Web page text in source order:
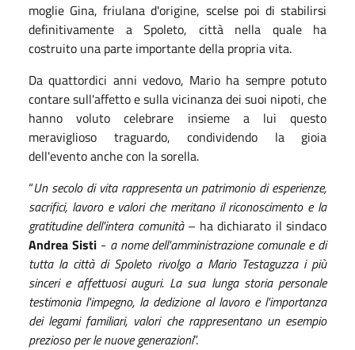
moglie Gina, friulana d'origine, scelse poi di stabilirsi
definitivamente a Spoleto, città nella quale ha
costruito una parte importante della propria vita.
Da quattordici anni vedovo, Mario ha sempre potuto
contare sull'affetto e sulla vicinanza dei suoi nipoti, che
hanno voluto celebrare insieme a lui questo
meraviglioso traguardo, condividendo la gioia
dell'evento anche con la sorella.
“Un secolo di vita rappresenta un patrimonio di esperienze,
sacrifici, lavoro e valori che meritano il riconoscimento e la
gratitudine dell'intera comunità – ha dichiarato il sindaco
Andrea Sisti- a nome dell'amministrazione comunale e di
tutta la città di Spoleto rivolgo a Mario Testaguzza i più
sinceri e affettuosi auguri. La sua lunga storia personale
testimonia l'impegno, la dedizione al lavoro e l'importanza
dei legami familiari, valori che rappresentano un esempio
prezioso per le nuove generazioni”.